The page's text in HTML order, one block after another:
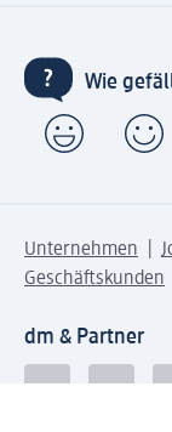
Wie
Unternehmen
Geschäftskunden
dm & Partner